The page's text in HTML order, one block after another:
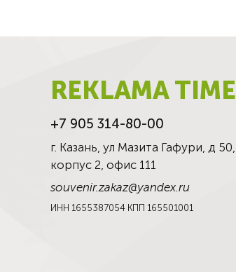
REKLAMA TIME
+7 905 314-80-00
г. Казань, ул Мазита Гафури, д 50,
корпус 2, офис 111
souvenir.zakaz@yandex.ru
ИНН 1655387054 КПП 165501001